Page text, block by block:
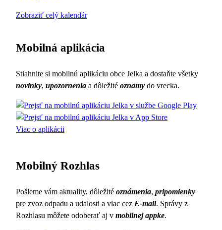
Zobraziť celý kalendár
Mobilná aplikácia
Stiahnite si mobilnú aplikáciu obce Jelka a dostaňte všetky
novinky, upozornenia a dôležité oznamy do vrecka.
Viac o aplikácii
Mobilný Rozhlas
Pošleme vám aktuality, dôležité oznámenia, pripomienky
pre zvoz odpadu a udalosti a viac cez E-mail. Správy z
Rozhlasu môžete odoberať aj v mobilnej appke.